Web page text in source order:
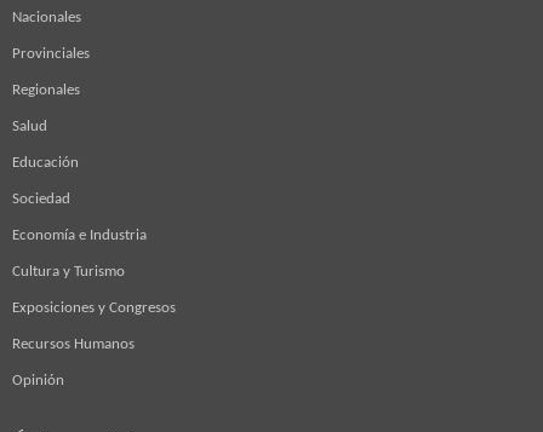
Nacionales
Provinciales
Regionales
Salud
Educación
Sociedad
Economía e Industria
Cultura y Turismo
Exposiciones y Congresos
Recursos Humanos
Opinión